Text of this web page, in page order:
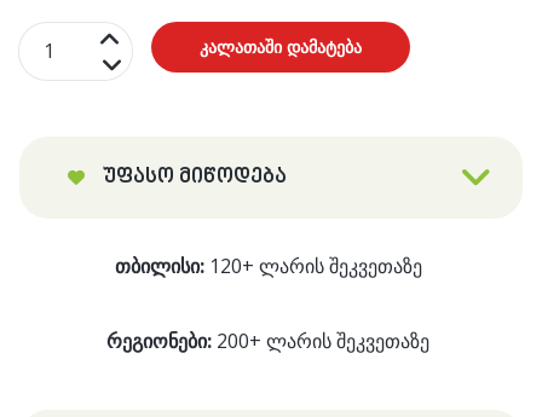
რაოდენობა:
მომნელებელი
კალათაში დამატება
უფასო მიწოდება
თბილისი:120+ ლარის შეკვეთაზე
რეგიონები: 200+ ლარის შეკვეთაზე